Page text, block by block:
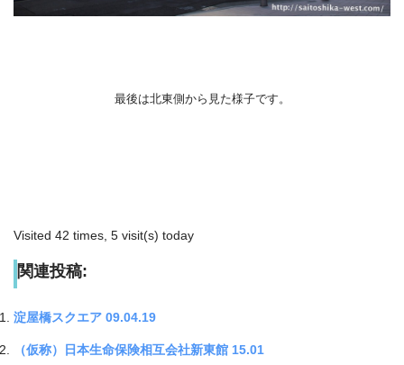
最後は北東側から見た様子です。
Visited 42 times, 5 visit(s) today
関連投稿:
淀屋橋スクエア 09.04.19
（仮称）日本生命保険相互会社新東館 15.01